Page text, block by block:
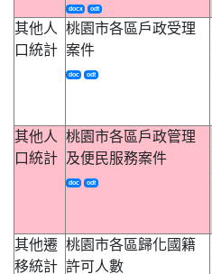
docx odt
其他人
口統計
桃園市各區戶政受理
案件
doc odt
其他人
口統計
桃園市各區戶政管理
及便民服務案件
doc odt
其他遷
移統計
桃園市各區歸化國籍
許可人數